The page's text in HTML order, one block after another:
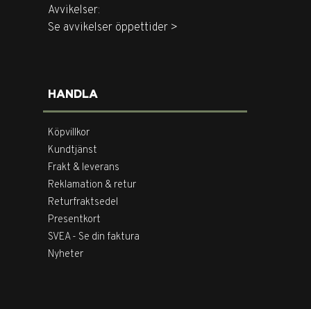
Avvikelser:
Se avvikelser öppettider >
HANDLA
Köpvillkor
Kundtjänst
Frakt & leverans
Reklamation & retur
Returfraktsedel
Presentkort
SVEA - Se din faktura
Nyheter